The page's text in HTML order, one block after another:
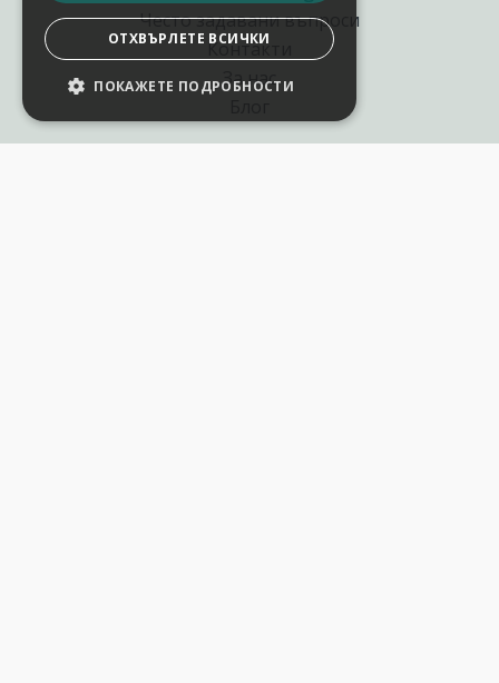
Често задавани въпроси
Контакти
За нас
ОТХВЪРЛЕТЕ ВСИЧКИ
ПОКАЖЕТЕ ПОДРОБНОСТИ